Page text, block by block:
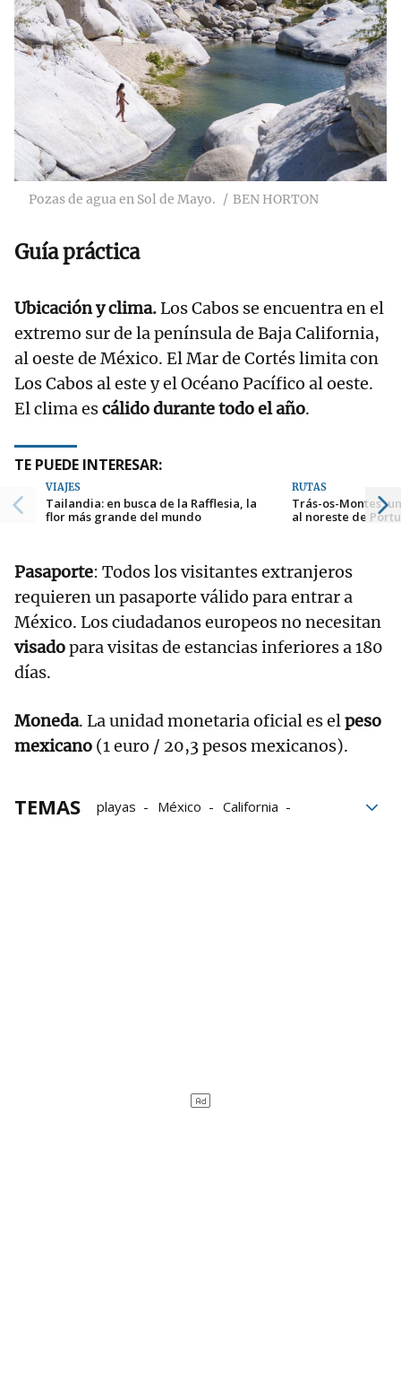
Pozas de agua en Sol de Mayo. BEN HORTON
Guía práctica
Ubicación y clima.Los Cabos se encuentra en el
extremo sur de la península de Baja California,
al oeste de México. El Mar de Cortés limita con
Los Cabos al este y el Océano Pacífico al oeste.
El clima escálido durante todo el año.
TE PUEDE INTERESAR:
VIAJES
Tailandia: en busca de la Rafflesia, la
flor más grande del mundo
RUTAS
Trás-os-Montes,
al noreste de
Pasaporte: Todos los visitantes extranjeros
requieren un pasaporte válido para entrar a
México. Los ciudadanos europeos no necesitan
visadopara visitas de estancias inferiores a 180
días.
Moneda. La unidad monetaria oficial es elpeso
mexicano (1 euro / 20,3 pesos mexicanos).
TEMAS playas México
California